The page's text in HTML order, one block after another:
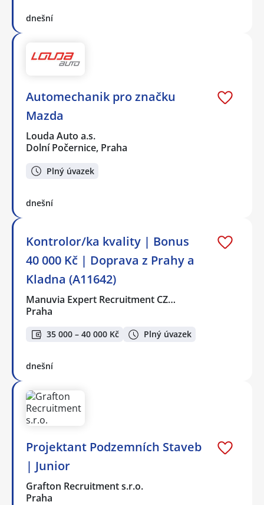
dnešní
Automechanik pro značku
Mazda
Louda Auto a.s.
Dolní Počernice, Praha
Plný úvazek
dnešní
Kontrolor/ka kvality | Bonus
40 000 Kč | Doprava z Prahy a
Kladna (A11642)
Manuvia Expert Recruitment CZ…
Praha
35 000 – 40 000 Kč Plný úvazek
dnešní
Projektant Podzemních Staveb
| Junior
Grafton Recruitment s.r.o.
Praha